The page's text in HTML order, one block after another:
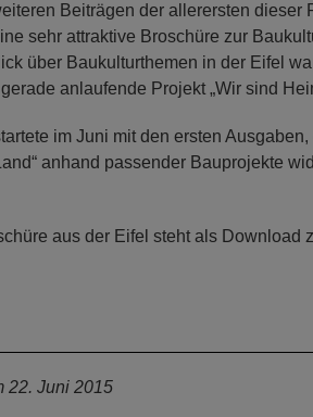
Beiträgen der allerersten
sehr attraktive Broschüre zur
über Baukulturthemen in der Eifel
anlaufende Projekt „Wir sind
im Juni mit den ersten
anhand passender Bauprojekte
aus der Eifel steht als Download
22. Juni 2015